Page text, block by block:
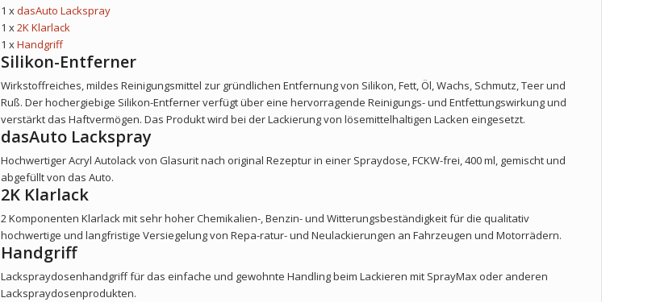
1 xdasAuto Lackspray
1 x2K Klarlack
1 xHandgriff
Silikon-Entferner
Wirkstoffreiches, mildes Reinigungsmittel zur gründlichen Entfernung von Silikon, Fett, Öl, Wachs, Schmutz, Teer und
Ruß. Der hochergiebige Silikon-Entferner verfügt über eine hervorragende Reinigungs- und Entfettungswirkung und
verstärkt das Haftvermögen. Das Produkt wird bei der Lackierung von lösemittelhaltigen Lacken eingesetzt.
dasAuto Lackspray
Hochwertiger Acryl Autolack von Glasurit nach original Rezeptur in einer Spraydose, FCKW-frei, 400 ml, gemischt und
abgefüllt von das Auto.
2K Klarlack
2 Komponenten Klarlack mit sehr hoher Chemikalien-, Benzin- und Witterungsbeständigkeit für die qualitativ
hochwertige und langfristige Versiegelung von Repa-ratur- und Neulackierungen an Fahrzeugen und Motorrädern.
Handgriff
Lackspraydosenhandgriff für das einfache und gewohnte Handling beim Lackieren mit SprayMax oder anderen
Lackspraydosenprodukten.